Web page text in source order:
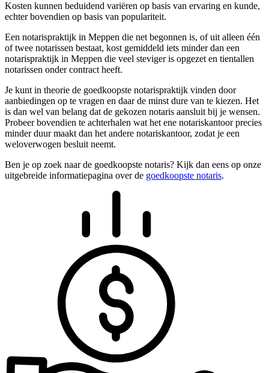
Kosten kunnen beduidend variëren op basis van ervaring en kunde,
echter bovendien op basis van populariteit.
Een notarispraktijk in Meppen die net begonnen is, of uit alleen één
of twee notarissen bestaat, kost gemiddeld iets minder dan een
notarispraktijk in Meppen die veel steviger is opgezet en tientallen
notarissen onder contract heeft.
Je kunt in theorie de goedkoopste notarispraktijk vinden door
aanbiedingen op te vragen en daar de minst dure van te kiezen. Het
is dan wel van belang dat de gekozen notaris aansluit bij je wensen.
Probeer bovendien te achterhalen wat het ene notariskantoor precies
minder duur maakt dan het andere notariskantoor, zodat je een
weloverwogen besluit neemt.
Ben je op zoek naar de goedkoopste notaris? Kijk dan eens op onze
uitgebreide informatiepagina over de goedkoopste notaris.